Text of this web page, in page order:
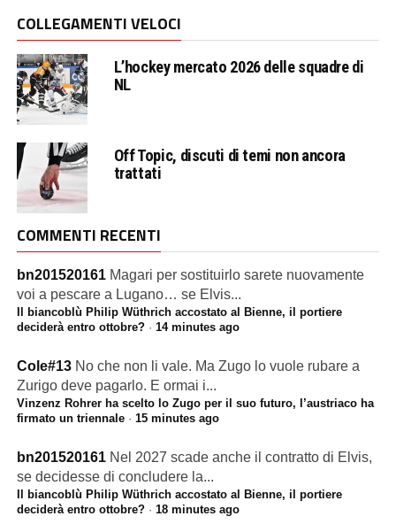
COLLEGAMENTI VELOCI
L’hockey mercato 2026 delle squadre di
NL
Off Topic, discuti di temi non ancora
trattati
COMMENTI RECENTI
bn201520161 Magari per sostituirlo sarete nuovamente
voi a pescare a Lugano… se Elvis...
Il biancoblù Philip Wüthrich accostato al Bienne, il portiere
deciderà entro ottobre?· 14 minutes ago
Cole#13 No che non li vale. Ma Zugo lo vuole rubare a
Zurigo deve pagarlo. E ormai i...
Vinzenz Rohrer ha scelto lo Zugo per il suo futuro, l’austriaco ha
firmato un triennale· 15 minutes ago
bn201520161 Nel 2027 scade anche il contratto di Elvis,
se decidesse di concludere la...
Il biancoblù Philip Wüthrich accostato al Bienne, il portiere
deciderà entro ottobre?· 18 minutes ago